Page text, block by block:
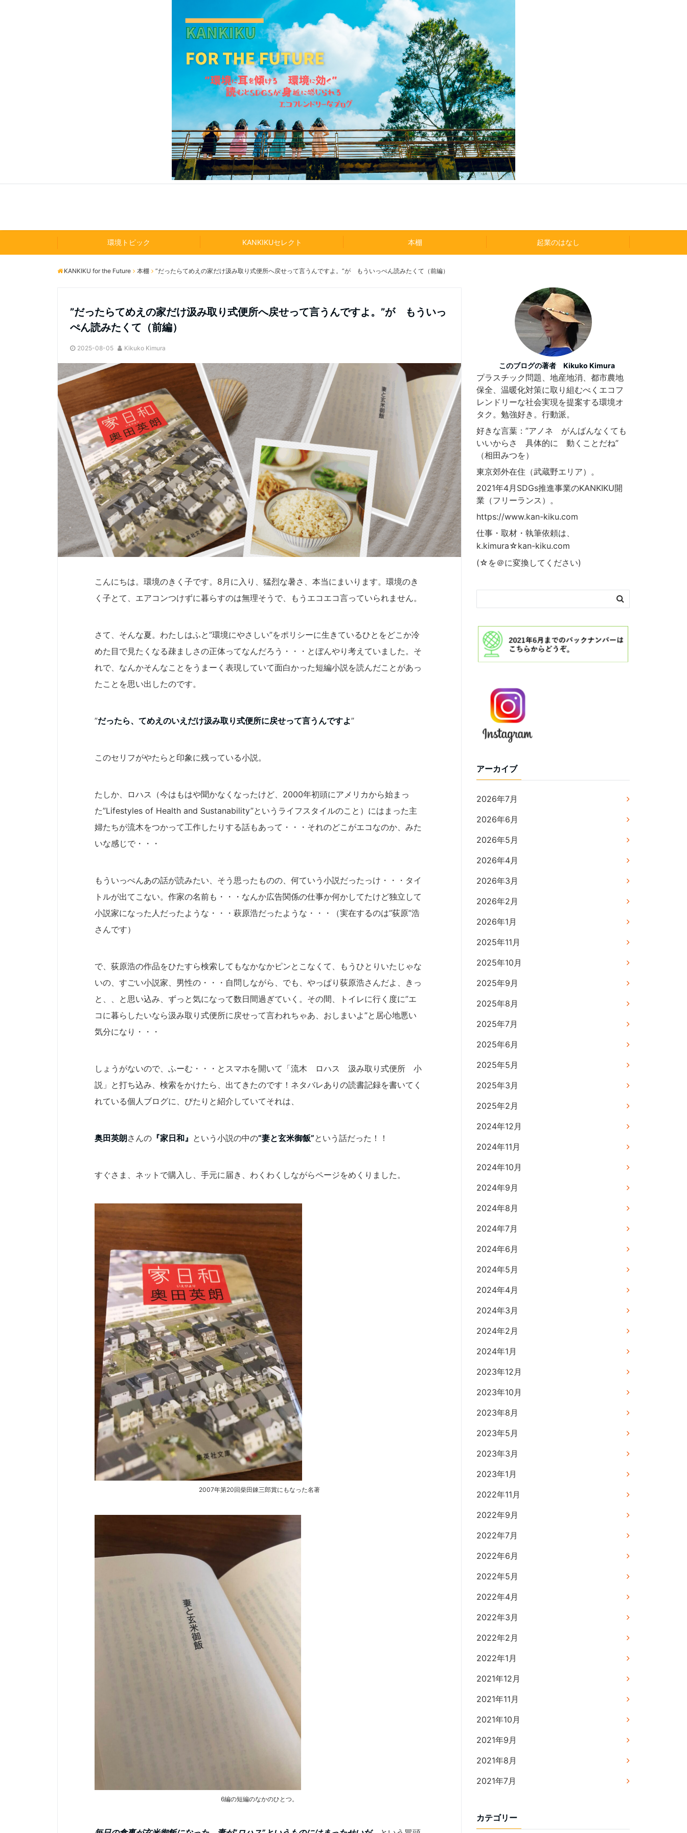
環境トピック KANKIKUセレクト 本棚 起業のはなし
KANKIKU for the Future 本棚 ”だったらてめえの家だけ汲み取り式便所へ戻せって言うんですよ。”が もういっぺん読みたくて（前編）
”だったらてめえの家だけ汲み取り式便所へ戻せって言うんですよ。”が もういっ
ぺん読みたくて（前編）
2025-08-05 Kikuko Kimura
こんにちは。環境のきく子です。8月に入り、猛烈な暑さ、本当にまいります。環境のき
く子とて、エアコンつけずに暮らすのは無理そうで、もうエコエコ言っていられません。
さて、そんな夏。わたしはふと”環境にやさしい”をポリシーに生きているひとをどこか冷
めた目で見たくなる疎ましさの正体ってなんだろう・・・とぼんやり考えていました。そ
れで、なんかそんなことをうまーく表現していて面白かった短編小説を読んだことがあっ
たことを思い出したのです。
”だったら、てめえのいえだけ汲み取り式便所に戻せって言うんですよ”
このセリフがやたらと印象に残っている小説。
たしか、ロハス（今はもはや聞かなくなったけど、2000年初頭にアメリカから始まっ
た”Lifestyles of Health and Sustanability”というライフスタイルのこと）にはまった主
婦たちが流木をつかって工作したりする話もあって・・・それのどこがエコなのか、みた
いな感じで・・・
もういっぺんあの話が読みたい、そう思ったものの、何ていう小説だったっけ・・・タイ
トルが出てこない。作家の名前も・・・なんか広告関係の仕事か何かしてたけど独立して
小説家になった人だったような・・・萩原浩だったような・・・（実在するのは”荻原”浩
さんです）
で、荻原浩の作品をひたすら検索してもなかなかピンとこなくて、もうひとりいたじゃな
いの、すごい小説家、男性の・・・自問しながら、でも、やっぱり荻原浩さんだよ、きっ
と、、と思い込み、ずっと気になって数日間過ぎていく。その間、トイレに行く度に”エ
コに暮らしたいなら汲み取り式便所に戻せって言われちゃあ、おしまいよ”と居心地悪い
気分になり・・・
しょうがないので、ふーむ・・・とスマホを開いて「流木 ロハス 汲み取り式便所 小
説」と打ち込み、検索をかけたら、出てきたのです！ネタバレありの読書記録を書いてく
れている個人ブログに、ぴたりと紹介していてそれは、
奥田英朗さんの 『家日和』 という小説の中の”妻と玄米御飯”という話だった！！
すぐさま、ネットで購入し、手元に届き、わくわくしながらページをめくりました。
2007年第20回柴田錬三郎賞にもなった名著
6編の短編のなかのひとつ。
このブログの著者 Kikuko Kimura
プラスチック問題、地産地消、都市農地
保全、温暖化対策に取り組むべくエコフ
レンドリーな社会実現を提案する環境オ
タク。勉強好き。行動派。
好きな言葉：”アノネ がんばんなくても
いいからさ 具体的に 動くことだね”
（相田みつを）
東京郊外在住（武蔵野エリア）。
2021年4月SDGs推進事業のKANKIKU開
業（フリーランス）。
https://www.kan-kiku.com
仕事・取材・執筆依頼は、
k.kimura☆kan-kiku.com
(☆を＠に変換してください)
アーカイブ
2026年7月
2026年6月
2026年5月
2026年4月
2026年3月
2026年2月
2026年1月
2025年11月
2025年10月
2025年9月
2025年8月
2025年7月
2025年6月
2025年5月
2025年3月
2025年2月
2024年12月
2024年11月
2024年10月
2024年9月
2024年8月
2024年7月
2024年6月
2024年5月
2024年4月
2024年3月
2024年2月
2024年1月
2023年12月
2023年10月
2023年8月
2023年5月
2023年3月
2023年1月
2022年11月
2022年9月
2022年7月
2022年6月
2022年5月
2022年4月
2022年3月
2022年2月
2022年1月
2021年12月
2021年11月
2021年10月
2021年9月
2021年8月
2021年7月
カテゴリー